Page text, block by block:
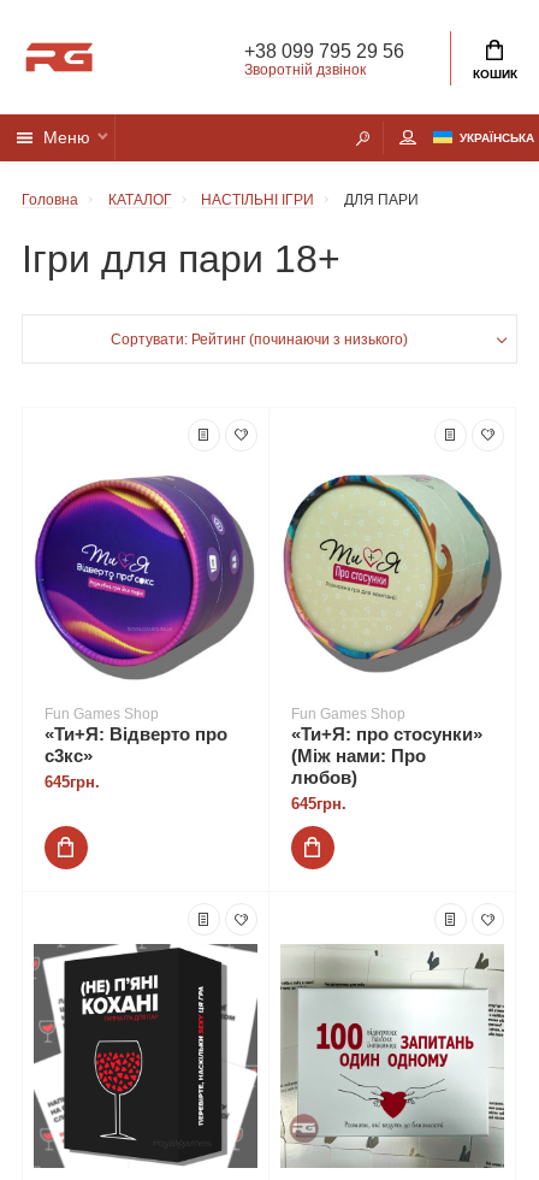
+38 099 795 29 56
Зворотній дзвінок КОШИК
Меню УКРАЇНСЬКА
Головна КАТАЛОГ НАСТІЛЬНІ ІГРИ ДЛЯ ПАРИ
Ігри для пари 18+
Сортувати: Рейтинг (починаючи з низького)
Fun Games Shop
«Ти+Я: Відверто про
с3кс»
645грн.
Fun Games Shop
«Ти+Я: про стосунки»
(Між нами: Про
любов)
645грн.